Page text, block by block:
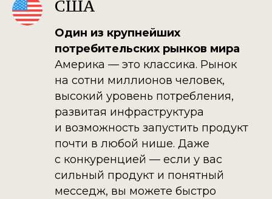
США
Один из крупнейших
потребительских рынков мира
Америка — это классика. Рынок
на сотни миллионов человек,
высокий уровень потребления,
развитая инфраструктура
и возможность запустить продукт
почти в любой нише. Даже
с конкуренцией — если у вас
сильный продукт и понятный
месседж, вы можете быстро